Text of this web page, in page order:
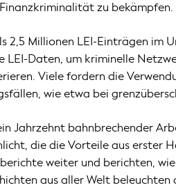
zu bekämpfen.
2,5 Millionen LEI-Einträgen im
LEI-Daten, um kriminelle
Viele fordern die
wie etwa bei
Jahrzehnt bahnbrechender
die die Vorteile aus erster
weiter und berichten,
aus aller Welt